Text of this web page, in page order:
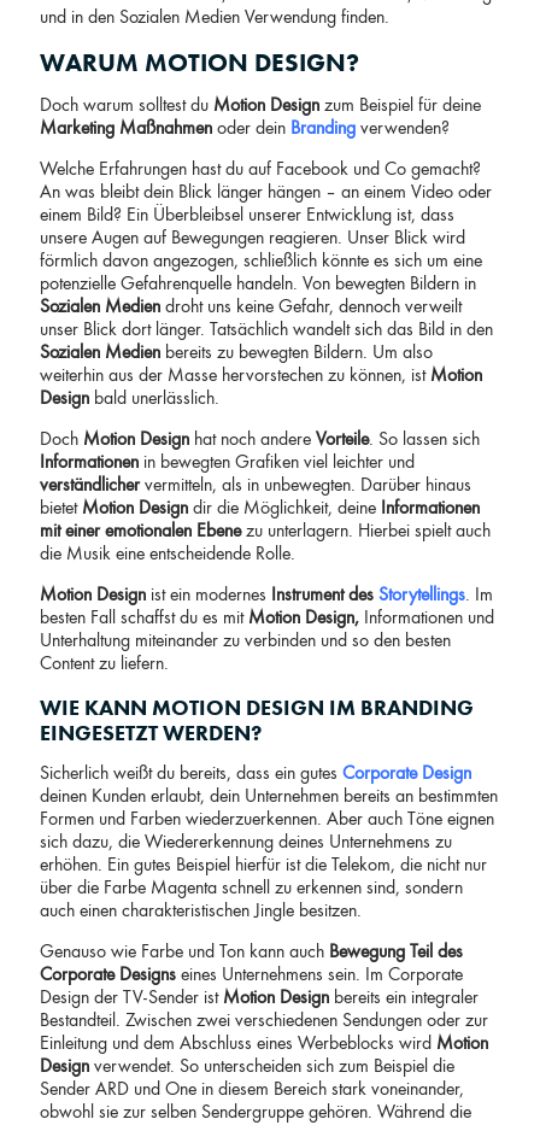
und in den Sozialen Medien Verwendung finden.
WARUM MOTION DESIGN?
Doch warum solltest du Motion Design zum Beispiel für deine
Marketing Maßnahmen oder dein Branding verwenden?
Welche Erfahrungen hast du auf Facebook und Co gemacht?
An was bleibt dein Blick länger hängen – an einem Video oder
einem Bild? Ein Überbleibsel unserer Entwicklung ist, dass
unsere Augen auf Bewegungen reagieren. Unser Blick wird
förmlich davon angezogen, schließlich könnte es sich um eine
potenzielle Gefahrenquelle handeln. Von bewegten Bildern in
Sozialen Medien droht uns keine Gefahr, dennoch verweilt
unser Blick dort länger. Tatsächlich wandelt sich das Bild in den
Sozialen Medien bereits zu bewegten Bildern. Um also
weiterhin aus der Masse hervorstechen zu können, ist Motion
Design bald unerlässlich.
Doch Motion Design hat noch andere Vorteile. So lassen sich
Informationen in bewegten Grafiken viel leichter und
verständlichervermitteln, als in unbewegten. Darüber hinaus
bietet Motion Design dir die Möglichkeit, deine Informationen
mit einer emotionalen Ebenezu unterlagern. Hierbei spielt auch
die Musik eine entscheidende Rolle.
Motion Design ist ein modernes Instrument des Storytellings. Im
besten Fall schaffst du es mit Motion Design, Informationen und
Unterhaltung miteinander zu verbinden und so den besten
Content zu liefern.
WIE KANN MOTION DESIGN IM BRANDING
EINGESETZT WERDEN?
Sicherlich weißt du bereits, dass ein gutes Corporate Design
deinen Kunden erlaubt, dein Unternehmen bereits an bestimmten
Formen und Farben wiederzuerkennen. Aber auch Töne eignen
sich dazu, die Wiedererkennung deines Unternehmens zu
erhöhen. Ein gutes Beispiel hierfür ist die Telekom, die nicht nur
über die Farbe Magenta schnell zu erkennen sind, sondern
auch einen charakteristischen Jingle besitzen.
Genauso wie Farbe und Ton kann auch Bewegung Teil des
Corporate Designs eines Unternehmens sein. Im Corporate
Design der TV-Sender ist Motion Design bereits ein integraler
Bestandteil. Zwischen zwei verschiedenen Sendungen oder zur
Einleitung und dem Abschluss eines Werbeblocks wird Motion
Design verwendet. So unterscheiden sich zum Beispiel die
Sender ARD und One in diesem Bereich stark voneinander,
obwohl sie zur selben Sendergruppe gehören. Während die